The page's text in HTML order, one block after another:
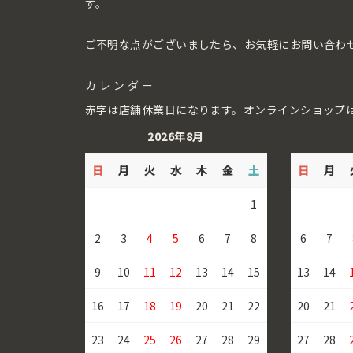
す。
ご不明な点がございましたら、お気軽にお問い合わ
カレンダー
赤字は店舗休業日になります。オンラインショッ
2026年8月
日 月 火 水 木 金 土
1
2 3 4 5 6 7 8
9 10 11 12 13 14 15
16 17 18 19 20 21 22
23 24 25 26 27 28 29
日 月
6 7
13 14
20 21
27 28